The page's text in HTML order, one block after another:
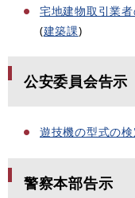
宅地建物取引業
(建築課)
公安委員会告示
遊技機の型式の
警察本部告示